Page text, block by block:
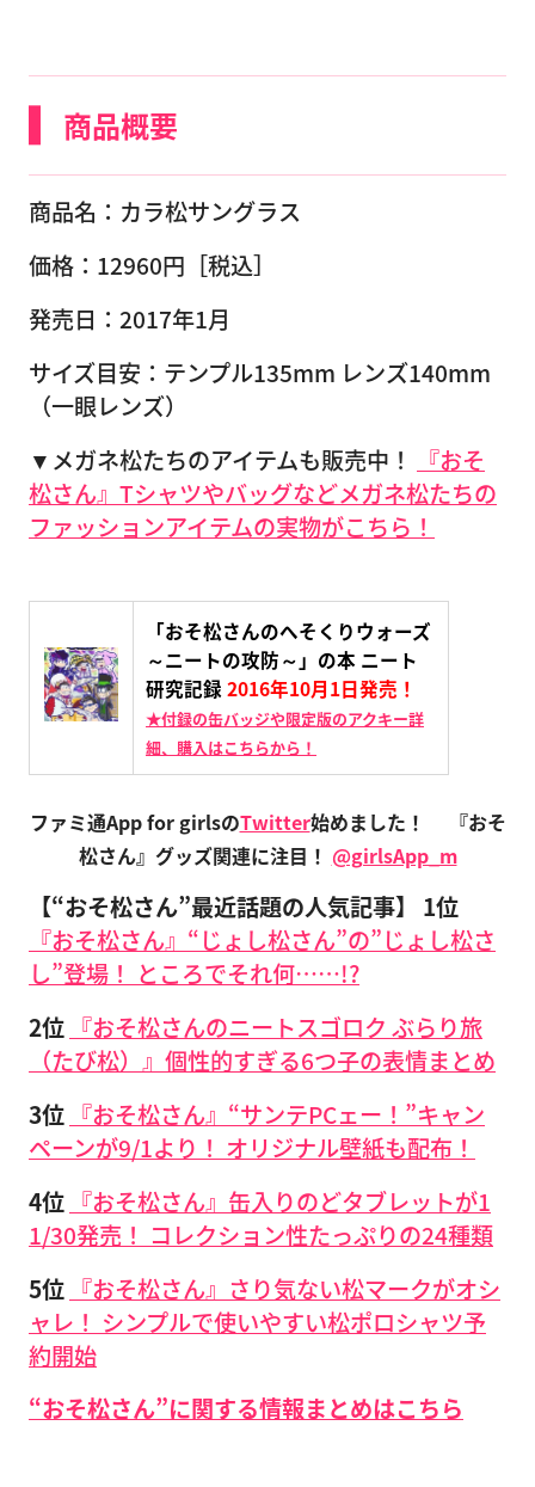
商品概要
商品名：カラ松サングラス
価格：12960円［税込］
発売日：2017年1月
サイズ目安：テンプル135mm レンズ140mm
（一眼レンズ）
▼メガネ松たちのアイテムも販売中！
『おそ
松さん』Tシャツやバッグなどメガネ松たちの
ファッションアイテムの実物がこちら！
「おそ松さんのへそくりウォーズ
～ニートの攻防～」の本 ニート
研究記録 2016年10月1日発売！
★付録の缶バッジや限定版のアクキー詳
細、購入はこちらから！
ファミ通App for girlsのTwitter始めました！
『おそ
松さん』グッズ関連に注目！ @girlsApp_m
【“おそ松さん”最近話題の人気記事】
1位
『おそ松さん』“じょし松さん”の”じょし松さ
し”登場！ ところでそれ何……!?
2位 『おそ松さんのニートスゴロク ぶらり旅
（たび松）』個性的すぎる6つ子の表情まとめ
3位 『おそ松さん』“サンテPCェー！”キャン
ペーンが9/1より！ オリジナル壁紙も配布！
4位 『おそ松さん』缶入りのどタブレットが1
1/30発売！ コレクション性たっぷりの24種類
5位 『おそ松さん』さり気ない松マークがオシ
ャレ！ シンプルで使いやすい松ポロシャツ予
約開始
“おそ松さん”に関する情報まとめはこちら